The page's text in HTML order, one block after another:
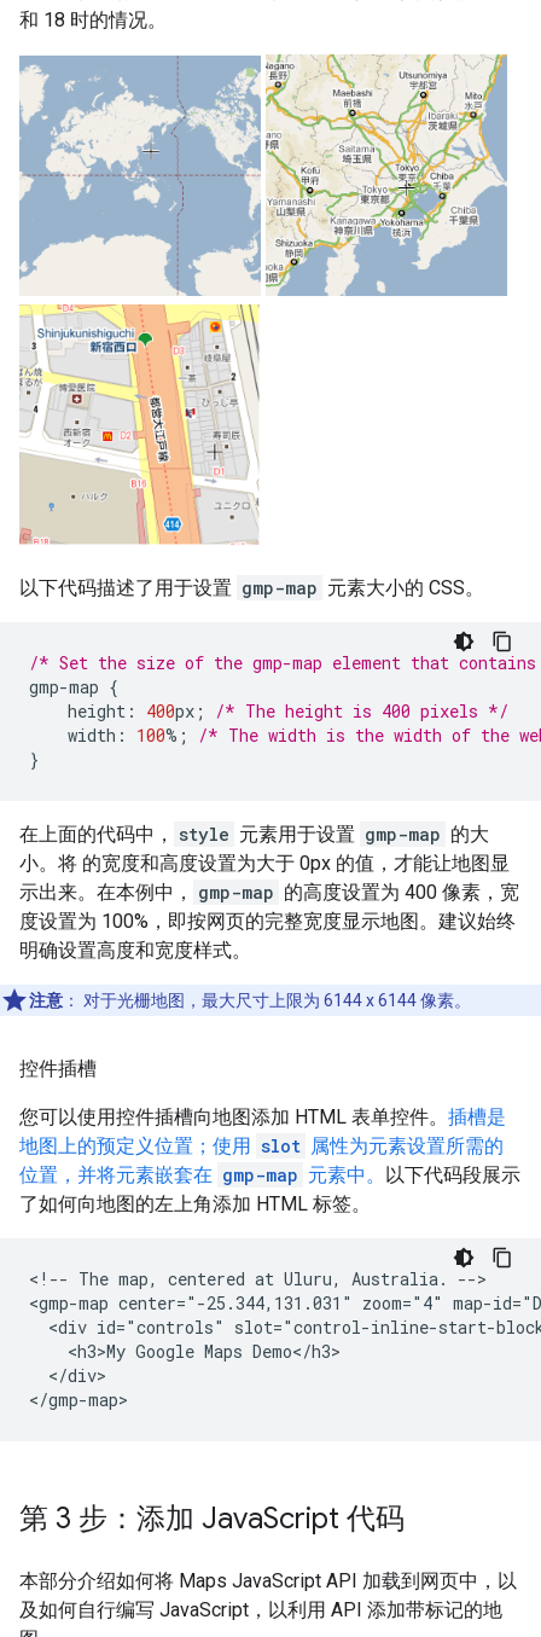
和 18 时的情况。
以下代码描述了用于设置 gmp-map 元素大小的 CSS。
/* Set the size of the gmp-map element that
gmp-map {
height : 400px ;
/* The height is 400 pixels */
width : 100% ;
/* The width is the width of the
}
在上面的代码中， style 元素用于设置 gmp-map 的大
小。将 的宽度和高度设置为大于 0px 的值，才能让地图显
示出来。在本例中，
gmp-map 的高度设置为 400 像素，宽
度设置为 100%，即按网页的完整宽度显示地图。建议始终
明确设置高度和宽度样式。
注意 ： 对于光栅地图，最大尺寸上限为 6144 x 6144 像素。
控件插槽
您可以使用控件插槽向地图添加 HTML 表单控件。 插槽是
地图上的预定义位置；使用 slot 属性为元素设置所需的
位置，并将元素嵌套在 gmp-map 元素中。 以下代码段展示
了如何向地图的左上角添加 HTML 标签。
<!-- The map, centered at Uluru, Australia. -->
<gmp-map center="-25.344,131.031" zoom="4" map-
<div id="controls" slot="control-inline-start-
    <h3>My Google Maps Demo</h3>
  </div>
</gmp-map>
第 3 步：添加 JavaScript 代码
本部分介绍如何将 Maps JavaScript API 加载到网页中，以
及如何自行编写 JavaScript，以利用 API 添加带标记的地